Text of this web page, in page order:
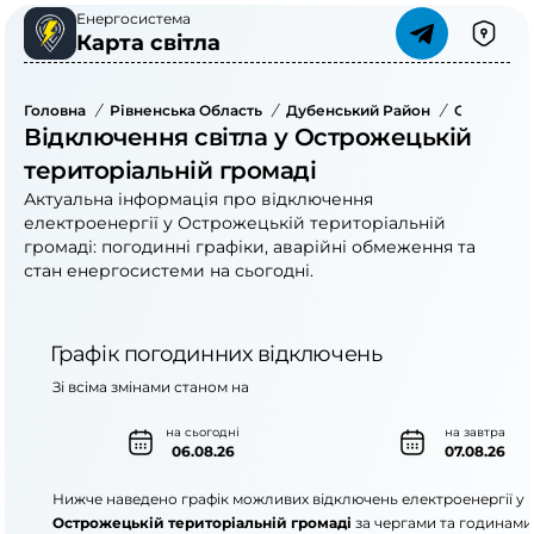
Енергосистема
Карта світла
Головна / Рівненська Область / Дубенський Район /
Відключення світла у Острожецькій
територіальній громаді
Актуальна інформація про відключення
електроенергії у Острожецькій територіальній
громаді: погодинні графіки, аварійні обмеження та
стан енергосистеми на сьогодні.
Графік погодинних відключень
на сьогодні
06.08.26
на завтра
07.08.26
Зі всіма змінами станом на
Нижче наведено графік можливих відключень електроенергії у
Острожецькій територіальній громаді за чергами та